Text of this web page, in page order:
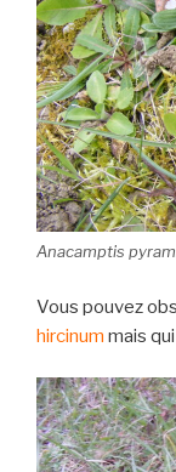
Anacamptis
Vous pouvez
hircinum mais